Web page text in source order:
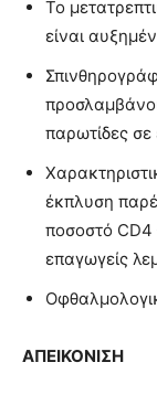
Το
είναι
παρωτίδες
έκπλυση
ποσοστό CD4
επαγωγείς
ΑΠΕΙΚΟΝΙΣΗ